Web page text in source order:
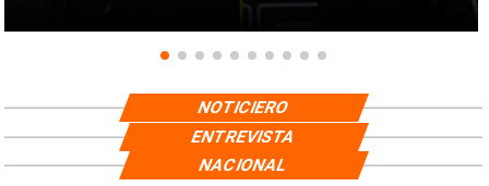
NOTICIERO
ENTREVISTA
NACIONAL